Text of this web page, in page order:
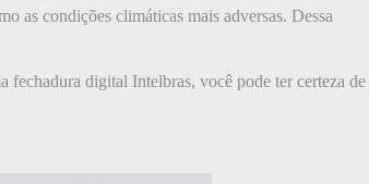
as condições climáticas mais adversas. Dessa
fechadura digital Intelbras, você pode ter certeza de